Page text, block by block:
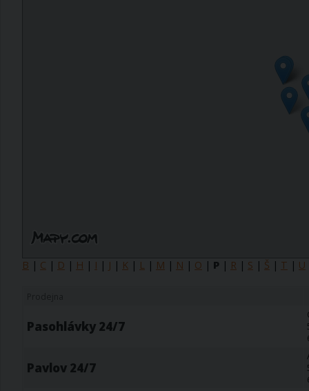
B | C | D | H | I | J | K | L | M | N | O | P | R | S | Š | T | U
Pasohlávky 24/7
Pavlov 24/7